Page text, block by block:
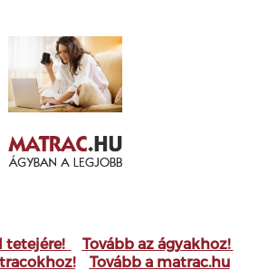
tetejére!
Tovább az ágyakhoz!
Tovább a matrac.hu